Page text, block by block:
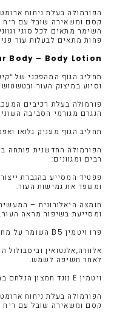
הפורמולה בעלת ניחוח
קסם ומשאירה שובל עם ריח
השימר מתאים לכל סוגי
פחות מתאים לבעלות עור
Body – Body Lotion
תחליב הגוף המהפכני של
וסיוע במיצוק העור
פורמולה בעלת רכיבים
הנגרם מגורמי הסביבה
תחליב הגוף מעניק גלואו
הפורמולה החדשנית פותחה
רבים ומגוונים:
פפטיד המסייע בהגברת
ומשפר את גמישות העור.
חומצה היאלורונית –
ומסייעת בשיפור מראה העור.
פרו ויטמין B5 השומר על מחסום ההגנה של העור.
אלוורה,אלנטואין
לאחר חשיפה לשמש.
ויטמין E נוגד חמצון הנלחם ברדיקלים חופשיים.
הפורמולה בעלת ניחוח
קסם ומשאירה שובל עם ריח